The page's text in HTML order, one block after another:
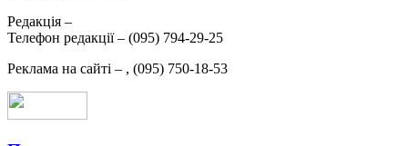
Редакція –
Телефон редакції – (095) 794-29-25
Реклама на сайті – , (095) 750-18-53